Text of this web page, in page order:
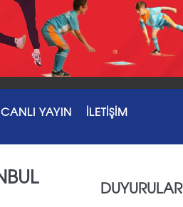
CANLI YAYIN İLETİŞİM
DUYURULAR